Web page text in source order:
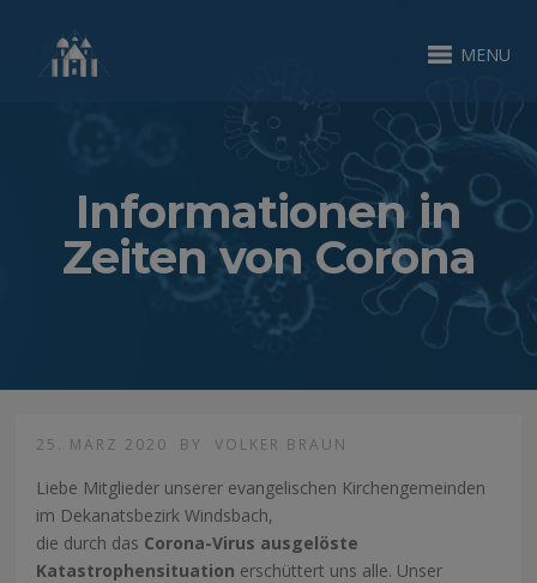
MENU
Informationen in
Zeiten von Corona
25. MÄRZ 2020 BY VOLKER BRAUN
Liebe Mitglieder unserer evangelischen Kirchengemeinden
im Dekanatsbezirk Windsbach,
die durch das Corona-Virus ausgelöste
Katastrophensituation erschüttert uns alle. Unser